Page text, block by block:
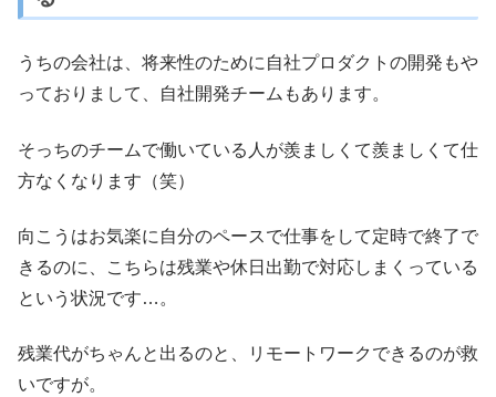
うちの会社は、将来性のために自社プロダクトの開発もや
っておりまして、自社開発チームもあります。
そっちのチームで働いている人が羨ましくて羨ましくて仕
方なくなります（笑）
向こうはお気楽に自分のペースで仕事をして定時で終了で
きるのに、こちらは残業や休日出勤で対応しまくっている
という状況です…。
残業代がちゃんと出るのと、リモートワークできるのが救
いですが。